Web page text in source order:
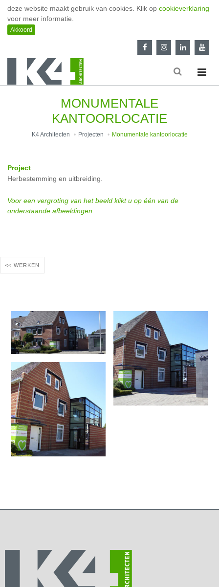
deze website maakt gebruik van cookies. Klik op cookieverklaring
voor meer informatie.
MONUMENTALE
KANTOORLOCATIE
K4 Architecten Projecten Monumentale kantoorlocatie
Project
Herbestemming en uitbreiding.
Voor een vergroting van het beeld klikt u op één van de
onderstaande afbeeldingen.
<< WERKEN